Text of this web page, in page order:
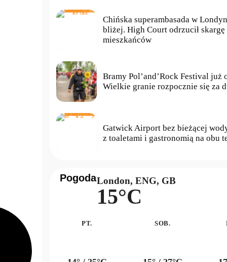
Chińska superambasada w
bliżej. High Court odrzucił skargę
mieszkańców
Bramy Pol’and’Rock Festival już
Wielkie granie rozpocznie się za
Gatwick Airport bez bieżącej
z toaletami i gastronomią na obu
PogodaLondon, ENG, GB
15°C
PT. SOB.